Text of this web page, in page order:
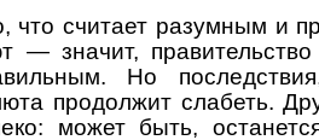
что считает разумным и
— значит,
Но
продолжит слабеть.
может быть,